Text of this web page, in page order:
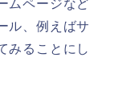
ムページなど
ル、例えばサ
みることにし